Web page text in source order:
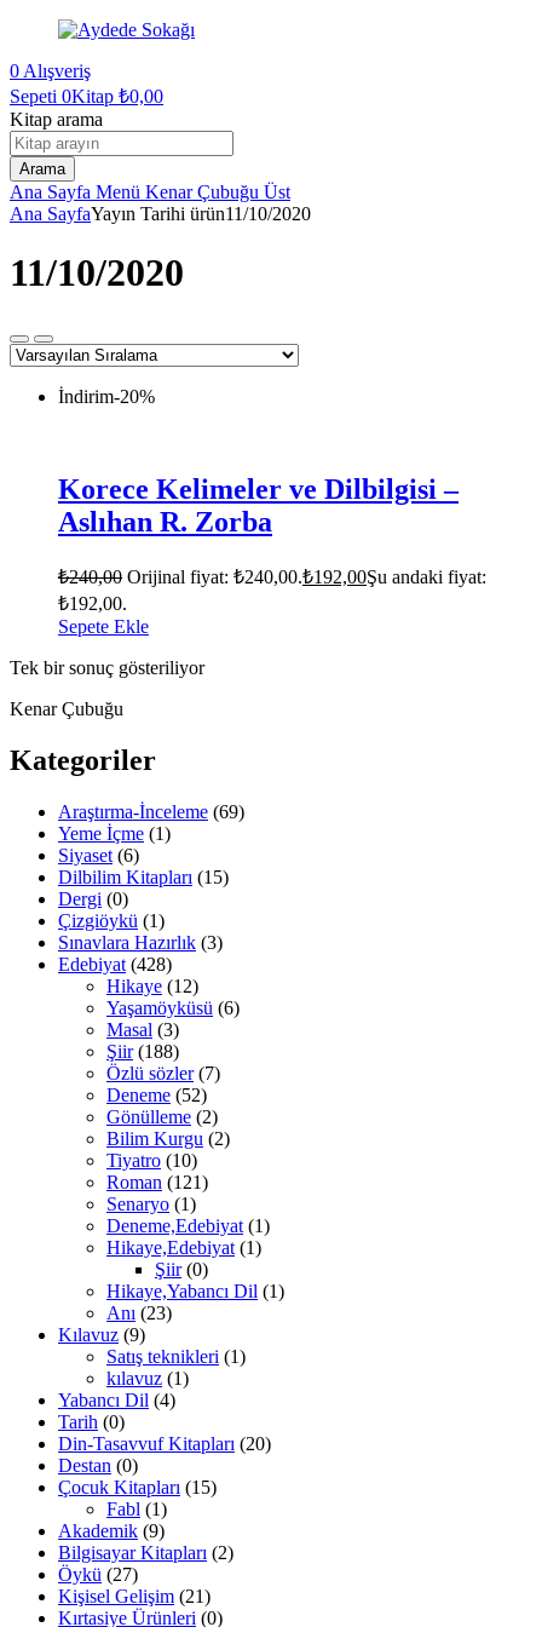
0 Alışveriş
Sepeti 0Kitap ₺0,00
Kitap arama
Arama
Ana Sayfa Menü Kenar Çubuğu Üst
Ana SayfaYayın Tarihi ürün11/10/2020
11/10/2020
İndirim-20%
Korece Kelimeler ve Dilbilgisi –
Aslıhan R. Zorba
₺240,00 Orijinal fiyat: ₺240,00.₺192,00Şu andaki fiyat:
₺192,00.
Sepete Ekle
Tek bir sonuç gösteriliyor
Kenar Çubuğu
Kategoriler
Araştırma-İnceleme (69)
Yeme İçme (1)
Siyaset (6)
Dilbilim Kitapları (15)
Dergi (0)
Çizgiöykü (1)
Sınavlara Hazırlık (3)
Edebiyat (428)
Hikaye (12)
Yaşamöyküsü (6)
Masal (3)
Şiir (188)
Özlü sözler (7)
Deneme (52)
Gönülleme (2)
Bilim Kurgu (2)
Tiyatro (10)
Roman (121)
Senaryo (1)
Deneme,Edebiyat (1)
Hikaye,Edebiyat (1)
Şiir (0)
Hikaye,Yabancı Dil (1)
Anı (23)
Kılavuz (9)
Satış teknikleri (1)
kılavuz (1)
Yabancı Dil (4)
Tarih (0)
Din-Tasavvuf Kitapları (20)
Destan (0)
Çocuk Kitapları (15)
Fabl (1)
Akademik (9)
Bilgisayar Kitapları (2)
Öykü (27)
Kişisel Gelişim (21)
Kırtasiye Ürünleri (0)